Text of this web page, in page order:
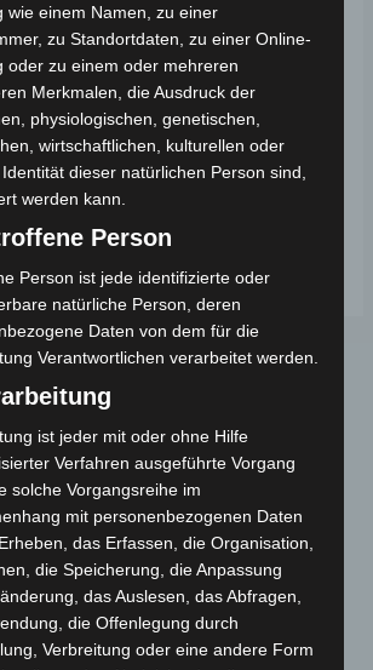
Webseite
Cashback-Aktion
Händler werden
wie einem Namen, zu einer
zu Standortdaten, zu einer Online-
oder zu einem oder mehreren
Merkmalen, die Ausdruck der
physiologischen, genetischen,
wirtschaftlichen, kulturellen oder
dieser natürlichen Person sind,
werden kann.
Person
Person ist jede identifizierte oder
natürliche Person, deren
Daten von dem für die
Verantwortlichen verarbeitet werden.
ist jeder mit oder ohne Hilfe
Verfahren ausgeführte Vorgang
solche Vorgangsreihe im
mit personenbezogenen Daten
das Erfassen, die Organisation,
die Speicherung, die Anpassung
das Auslesen, das Abfragen,
die Offenlegung durch
Verbreitung oder eine andere Form